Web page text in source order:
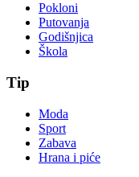
Pokloni
Putovanja
Godišnjica
Škola
Tip
Moda
Sport
Zabava
Hrana i piće